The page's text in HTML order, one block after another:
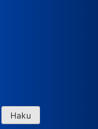
Haku